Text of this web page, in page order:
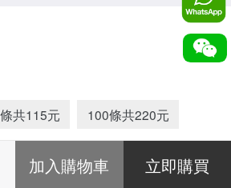
共115元 100條共220元